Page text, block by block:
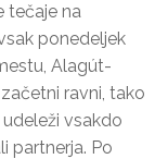
tečaje na
ponedeljek
Alagút-
ravni, tako
vsakdo
partnerja. Po